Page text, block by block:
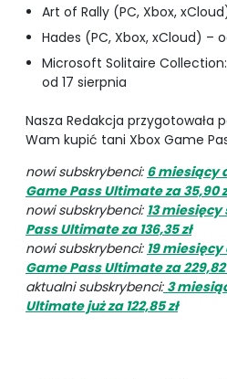
Art of Rally (PC, Xbox,
Hades (PC, Xbox, xCloud) –
Microsoft Solitaire
od 17 sierpnia
Nasza Redakcja przygotowała
Wam kupić tani Xbox Game
nowi subskrybenci: 6 miesiący
Game Pass Ultimate za 35,90
nowi subskrybenci: 13
Pass Ultimate za 136,35 zł
nowi subskrybenci: 19
Game Pass Ultimate za 229,82
aktualni subskrybenci: 3
Ultimate już za 122,85 zł